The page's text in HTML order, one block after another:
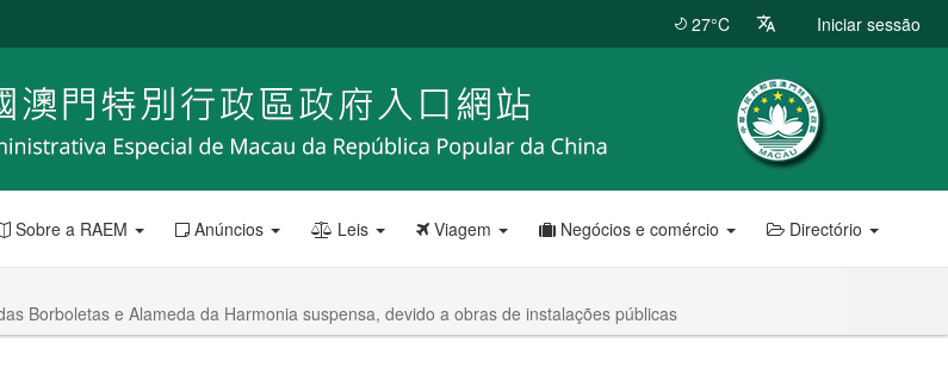
27°C Iniciar sessão
Sobre a RAEM Anúncios Leis Viagem Negócios e comércio Directório
Borboletas e Alameda da Harmonia suspensa, devido a obras de instalações públicas